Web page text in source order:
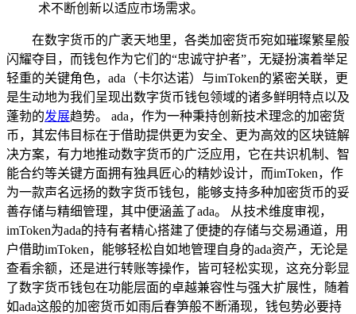
术不断创新以适应市场需求。
在数字货币的广袤天地里，各类加密货币宛如璀璨繁星般
闪耀夺目，而钱包作为它们的“忠诚守护者”，无疑扮演着举足
轻重的关键角色，ada（卡尔达诺）与imToken的紧密关联，更
是生动地为我们呈现出数字货币钱包领域的诸多鲜明特点以及
蓬勃的发展趋势。 ada，作为一种秉持创新技术理念的加密货
币，其宏伟目标在于借助提供更为安全、更为高效的区块链解
决方案，有力地推动数字货币的广泛应用，它在共识机制、智
能合约等关键方面拥有独具匠心的精妙设计，而imToken，作
为一款声名远扬的数字货币钱包，能够支持多种加密货币的妥
善存储与精细管理，其中便涵盖了ada。 从技术维度审视，
imToken为ada的持有者精心搭建了便捷的存储与交易通道，用
户借助imToken，能够轻松自如地管理自身的ada资产，无论是
查看余额，还是进行转账等操作，皆可轻松实现，这充分彰显
了数字货币钱包在功能层面的卓越兼容性与强大扩展性，随着
如ada这般的加密货币如雨后春笋般不断涌现，钱包势必要持